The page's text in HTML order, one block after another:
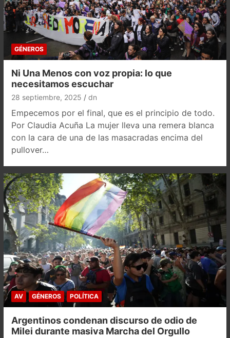
GÉNEROS
Ni Una Menos con voz propia: lo que
necesitamos escuchar
28 septiembre, 2025 dn
Empecemos por el final, que es el principio de todo.
Por Claudia Acuña La mujer lleva una remera blanca
con la cara de una de las masacradas encima del
pullover…
AV GÉNEROS POLÍTICA
Argentinos condenan discurso de odio de
Milei durante masiva Marcha del Orgullo